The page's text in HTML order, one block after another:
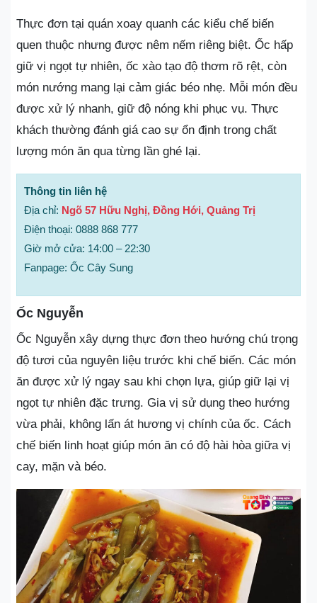
Thực đơn tại quán xoay quanh các kiểu chế biến
quen thuộc nhưng được nêm nếm riêng biệt. Ốc hấp
giữ vị ngọt tự nhiên, ốc xào tạo độ thơm rõ rệt, còn
món nướng mang lại cảm giác béo nhẹ. Mỗi món đều
được xử lý nhanh, giữ độ nóng khi phục vụ. Thực
khách thường đánh giá cao sự ổn định trong chất
lượng món ăn qua từng lần ghé lại.
Thông tin liên hệ
Địa chỉ: Ngõ 57 Hữu Nghị, Đồng Hới, Quảng Trị
Điện thoại: 0888 868 777
Giờ mở cửa: 14:00 – 22:30
Fanpage: Ốc Cây Sung
Ốc Nguyễn
Ốc Nguyễn xây dựng thực đơn theo hướng chú trọng
độ tươi của nguyên liệu trước khi chế biến. Các món
ăn được xử lý ngay sau khi chọn lựa, giúp giữ lại vị
ngọt tự nhiên đặc trưng. Gia vị sử dụng theo hướng
vừa phải, không lấn át hương vị chính của ốc. Cách
chế biến linh hoạt giúp món ăn có độ hài hòa giữa vị
cay, mặn và béo.